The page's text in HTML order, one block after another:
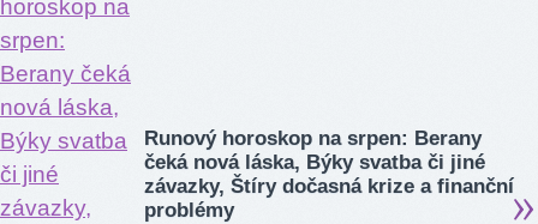
Runový horoskop na srpen: Berany
čeká nová láska, Býky svatba či jiné
závazky, Štíry dočasná krize a finanční
problémy